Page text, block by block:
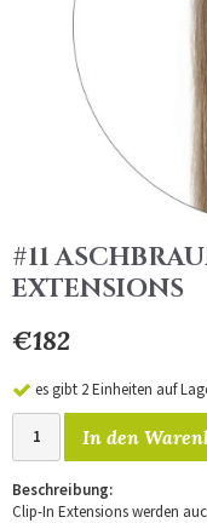
#11
EXTENSIONS
€182
es gibt 2 Einheiten auf
In den
Beschreibung:
Clip-In Extensions werden